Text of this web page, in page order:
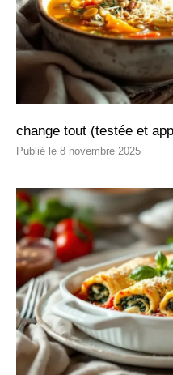
change tout (testée et
8 novembre 2025